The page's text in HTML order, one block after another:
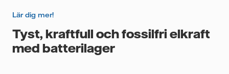
Lär dig mer!
Tyst, kraftfull och fossilfri elkraft
med batterilager